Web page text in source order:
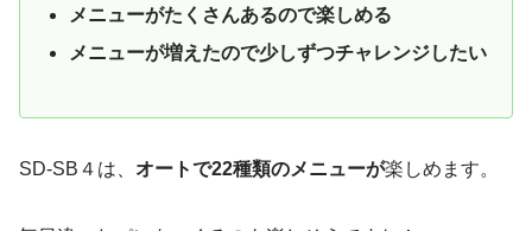
メニューがたくさんあるので楽しめる
メニューが増えたので少しずつチャレンジしたい
SD-SB４は、 オートで22種類のメニューが楽しめます。